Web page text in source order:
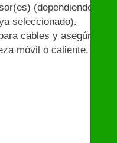
(dependiendo
seleccionado).
cables y asegúrese
móvil o caliente.